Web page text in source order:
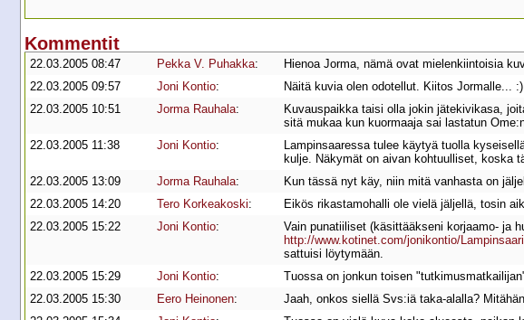
Kommentit
22.03.2005 08:47 Pekka V. Puhakka:
Hienoa Jorma, nämä ovat mielenkiintoisia
22.03.2005 09:57
Joni Kontio:
Näitä kuvia olen odotellut. Kiitos Jormalle... :)
22.03.2005 10:51
Jorma Rauhala:
Kuvauspaikka taisi olla jokin jätekivikasa,
sitä mukaa kun kuormaaja sai lastatun
22.03.2005 11:38
Joni Kontio:
Lampinsaaressa tulee käytyä tuolla
kulje. Näkymät on aivan kohtuulliset, koska
22.03.2005 13:09
Jorma Rauhala:
Kun tässä nyt käy, niin mitä vanhasta on
22.03.2005 14:20
Tero Korkeakoski:
Eikös rikastamohalli ole vielä jäljellä, tosin
22.03.2005 15:22
Joni Kontio:
Vain punatiiliset (käsittääkseni korjaamo- ja
http://www.kotinet.com/jonikontio/
sattuisi löytymään.
22.03.2005 15:29
Joni Kontio: Tuossa on jonkun toisen
22.03.2005 15:30
Eero Heinonen:
Jaah, onkos siellä Svs:iä taka-alalla?